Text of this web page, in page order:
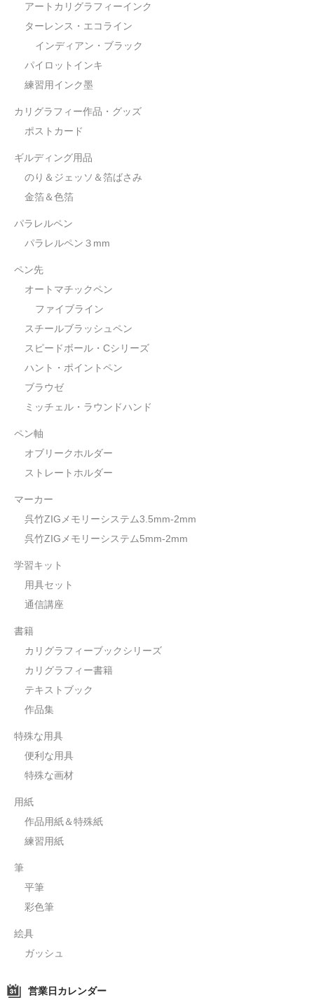
アートカリグラフィーインク
ターレンス・エコライン
インディアン・ブラック
パイロットインキ
練習用インク墨
カリグラフィー作品・グッズ
ポストカード
ギルディング用品
のり＆ジェッソ＆箔ばさみ
金箔＆色箔
パラレルペン
パラレルペン３mm
ペン先
オートマチックペン
ファイブライン
スチールブラッシュペン
スピードボール・Cシリーズ
ハント・ポイントペン
ブラウゼ
ミッチェル・ラウンドハンド
ペン軸
オブリークホルダー
ストレートホルダー
マーカー
呉竹ZIGメモリーシステム3.5mm-2mm
呉竹ZIGメモリーシステム5mm-2mm
学習キット
用具セット
通信講座
書籍
カリグラフィーブックシリーズ
カリグラフィー書籍
テキストブック
作品集
特殊な用具
便利な用具
特殊な画材
用紙
作品用紙＆特殊紙
練習用紙
筆
平筆
彩色筆
絵具
ガッシュ
営業日カレンダー